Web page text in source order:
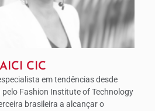
CIC
em tendências desde
Fashion Institute of Technology
brasileira a alcançar o